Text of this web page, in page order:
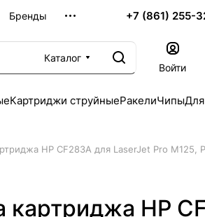
Бренды +7 (861) 255-
Каталог
Войти
Картриджи струйныеРакелиЧипы
HP CF283A для LaserJet Pro M125,
картриджа HP